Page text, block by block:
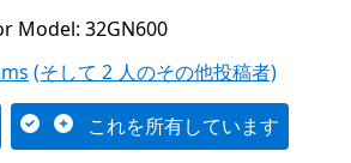
Model: 32GN600
(そして 2 人のその他投稿者)
これを所有しています